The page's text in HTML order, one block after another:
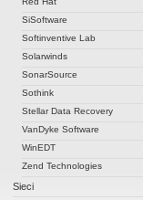
SiSoftware
Softinventive Lab
Solarwinds
SonarSource
Sothink
Stellar Data Recovery
VanDyke Software
WinEDT
Zend Technologies
Sieci